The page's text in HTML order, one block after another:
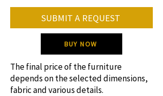
12 savaičių.
Dėl konkretaus gamybos termino
SUBMIT A REQUEST
BUY NOW
The final price of the furniture
depends on the selected dimensions,
fabric and various details.